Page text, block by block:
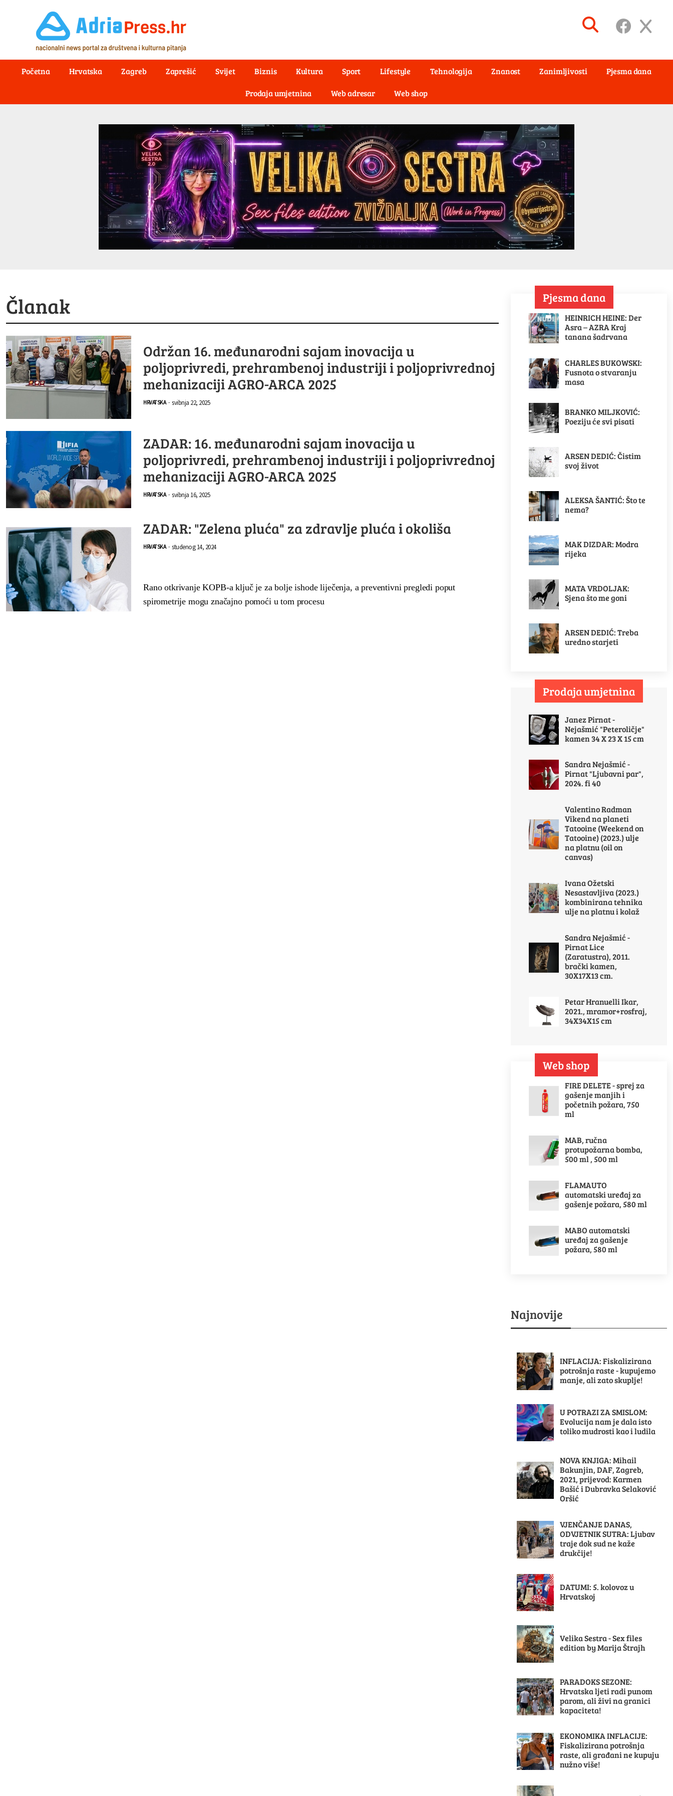
Početna Hrvatska Zagreb Zaprešić Svijet Biznis Kultura Sport Lifestyle Tehnologija Znanost Zanimljivosti Pjesma dana
Prodaja umjetnina Web adresar Web shop
Članak
Održan 16. međunarodni sajam inovacija u
poljoprivredi, prehrambenoj industriji i poljoprivrednoj
mehanizaciji AGRO-ARCA 2025
HRVATSKA - svibnja 22, 2025
ZADAR: 16. međunarodni sajam inovacija u
poljoprivredi, prehrambenoj industriji i poljoprivrednoj
mehanizaciji AGRO-ARCA 2025
HRVATSKA - svibnja 16, 2025
ZADAR: "Zelena pluća" za zdravlje pluća i okoliša
HRVATSKA - studenog 14, 2024
Rano otkrivanje KOPB-a ključ je za bolje ishode liječenja, a preventivni pregledi poput
spirometrije mogu značajno pomoći u tom procesu
Pjesma dana
HEINRICH HEINE: Der
Asra – AZRA Kraj
tanana šadrvana
CHARLES BUKOWSKI:
Fusnota o stvaranju
masa
BRANKO MILJKOVIĆ:
Poeziju će svi pisati
ARSEN DEDIĆ: Čistim
svoj život
ALEKSA ŠANTIĆ: Što te
nema?
MAK DIZDAR: Modra
rijeka
MATA VRDOLJAK:
Sjena što me goni
ARSEN DEDIĆ: Treba
uredno starjeti
Prodaja umjetnina
Janez Pirnat -
Nejašmić "Peteroličje"
kamen 34 X 23 X 15 cm
Sandra Nejašmić -
Pirnat "Ljubavni par",
2024. fi 40
Valentino Radman
Vikend na planeti
Tatooine (Weekend on
Tatooine) (2023.) ulje
na platnu (oil on
canvas)
Ivana Ožetski
Nesastavljiva (2023.)
kombinirana tehnika
ulje na platnu i kolaž
Sandra Nejašmić -
Pirnat Lice
(Zaratustra), 2011.
brački kamen,
30X17X13 cm.
Petar Hranuelli Ikar,
2021., mramor+rosfraj,
34X34X15 cm
Web shop
FIRE DELETE - sprej za
gašenje manjih i
početnih požara, 750
ml
MAB, ručna
protupožarna bomba,
500 ml , 500 ml
FLAMAUTO
automatski uređaj za
gašenje požara, 580 ml
MABO automatski
uređaj za gašenje
požara, 580 ml
Najnovije
INFLACIJA: Fiskalizirana
potrošnja raste - kupujemo
manje, ali zato skuplje!
U POTRAZI ZA SMISLOM:
Evolucija nam je dala isto
toliko mudrosti kao i ludila
NOVA KNJIGA: Mihail
Bakunjin, DAF, Zagreb,
2021, prijevod: Karmen
Bašić i Dubravka Selaković
Oršić
VJENČANJE DANAS,
ODVJETNIK SUTRA: Ljubav
traje dok sud ne kaže
drukčije!
DATUMI: 5. kolovoz u
Hrvatskoj
Velika Sestra - Sex files
edition by Marija Štrajh
PARADOKS SEZONE:
Hrvatska ljeti radi punom
parom, ali živi na granici
kapaciteta!
EKONOMIKA INFLACIJE:
Fiskalizirana potrošnja
raste, ali građani ne kupuju
nužno više!